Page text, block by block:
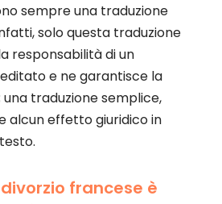
sempre una traduzione
solo questa traduzione
responsabilità di un
e ne garantisce la
una traduzione semplice,
alcun effetto giuridico in
francese è